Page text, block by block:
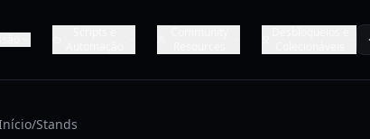
/Stands